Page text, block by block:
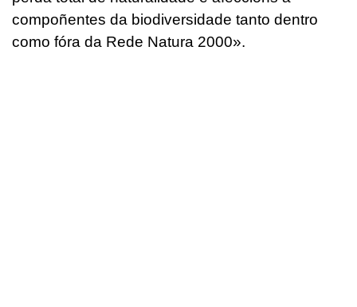
compoñentes da biodiversidade tanto dentro
como fóra da Rede Natura 2000».